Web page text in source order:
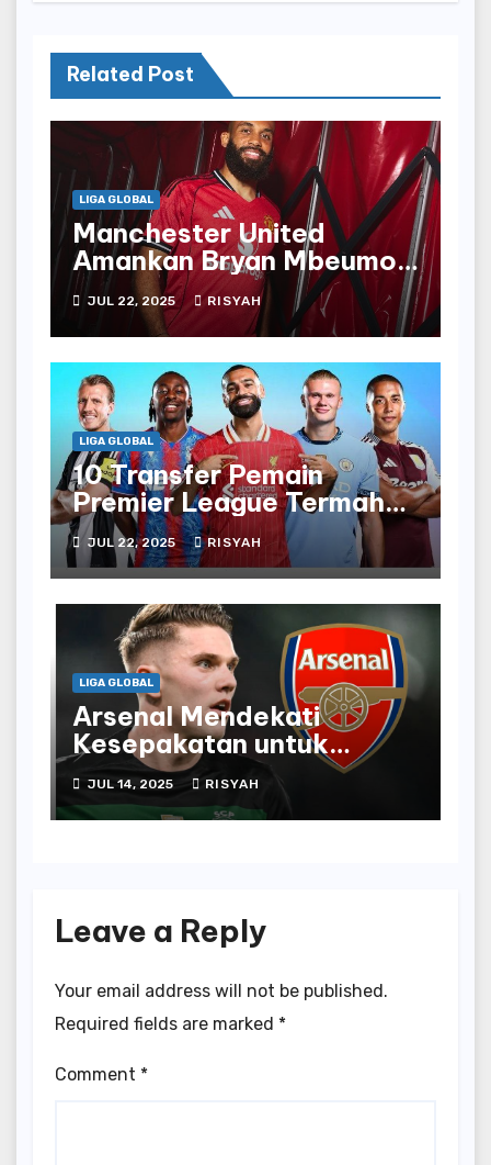
Related Post
LIGA GLOBAL
Manchester United
Amankan Bryan Mbeumo
Pembelian £71 Juta
JUL 22, 2025 RISYAH
LIGA GLOBAL
10 Transfer Pemain
Premier League Termahal
di Musim Ini
JUL 22, 2025 RISYAH
LIGA GLOBAL
Arsenal Mendekati
Kesepakatan untuk
Penyerang Sporting
Viktor Gyokeres
JUL 14, 2025 RISYAH
Leave a Reply
Your email address will not be published.
Required fields are marked *
Comment *